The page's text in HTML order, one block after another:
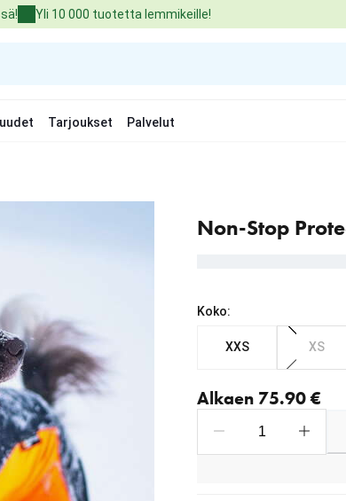
Yli 10 000 tuotetta lemmikeille!
Tarjoukset Palvelut
Non-Stop
Koko:
XXS XS
Alkaen 75.90 €